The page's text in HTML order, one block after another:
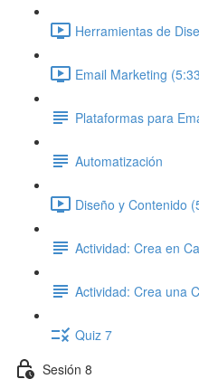
Herramientas de
Email Marketing
Plataformas para
Automatización
Diseño y Contenido
Actividad: Crea en
Actividad: Crea una
Quiz 7
Sesión 8